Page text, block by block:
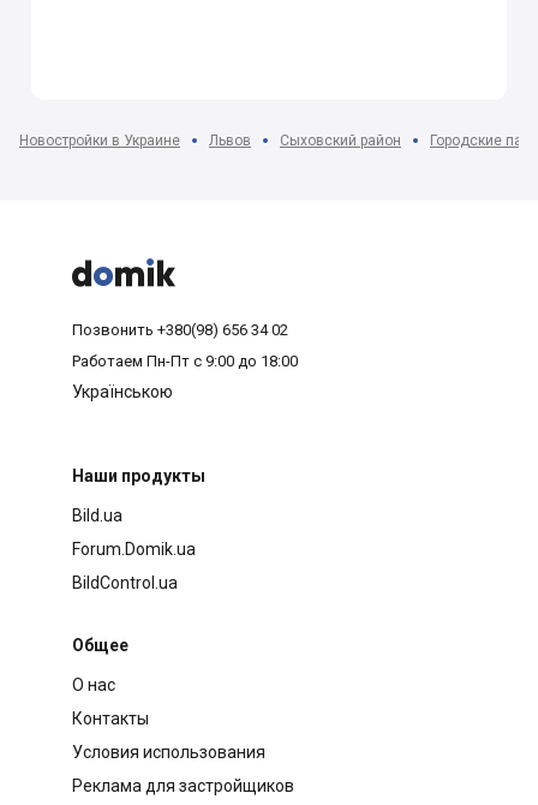
Новостройки в Украине Львов Сыховский район Городские



Позвонить +380(98) 656 34 02
Работаем Пн-Пт с 9:00 до 18:00
Українською
Наши продукты
Bild.ua
Forum.Domik.ua
BildControl.ua
Общее
О нас
Контакты
Условия использования
Реклама для застройщиков